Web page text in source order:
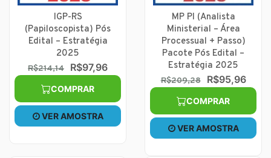
IGP-RS
(Papiloscopista) Pós
Edital – Estratégia
2025
R$214,14 R$97,96
COMPRAR
VER AMOSTRA
MP PI (Analista
Ministerial – Área
Processual + Passo)
Pacote Pós Edital –
Estratégia 2025
R$209,28 R$95,96
COMPRAR
VER AMOSTRA